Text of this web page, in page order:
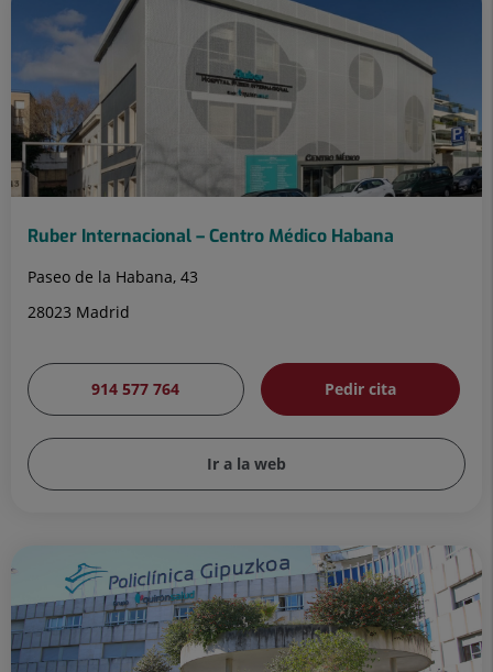
Ruber Internacional – Centro Médico Habana
Paseo de la Habana, 43
28023 Madrid
914 577 764 Pedir cita
Ir a la web